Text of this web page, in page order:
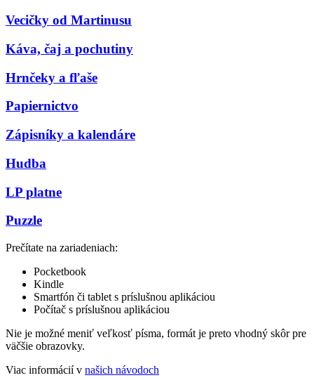
Vecičky od Martinusu
Káva, čaj a pochutiny
Hrnčeky a fľaše
Papiernictvo
Zápisníky a kalendáre
Hudba
LP platne
Puzzle
Prečítate na zariadeniach:
Pocketbook
Kindle
Smartfón či tablet s príslušnou aplikáciou
Počítač s príslušnou aplikáciou
Nie je možné meniť veľkosť písma, formát je preto vhodný skôr pre
väčšie obrazovky.
Viac informácií v našich návodoch